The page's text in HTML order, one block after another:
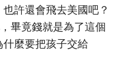
許還會飛去美國吧？
畢竟錢就是為了這個
麼要把孩子交給